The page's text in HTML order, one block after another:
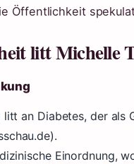
Öffentlichkeit
litt Michelle
litt an Diabetes, der
Einordnung,